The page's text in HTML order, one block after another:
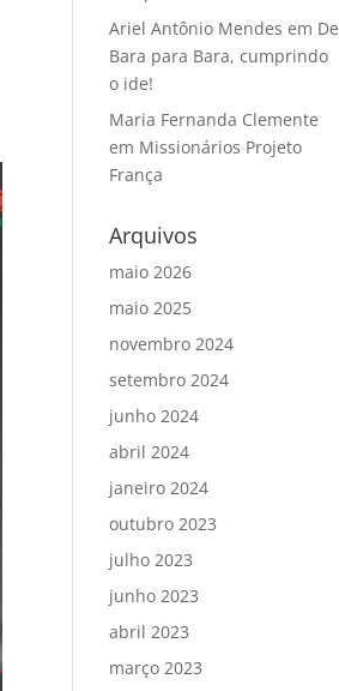
Ariel Antônio Mendes em De
Bara para Bara, cumprindo
o ide!
Maria Fernanda Clemente
em Missionários Projeto
França
Arquivos
maio 2026
maio 2025
novembro 2024
setembro 2024
junho 2024
abril 2024
janeiro 2024
outubro 2023
julho 2023
junho 2023
abril 2023
março 2023